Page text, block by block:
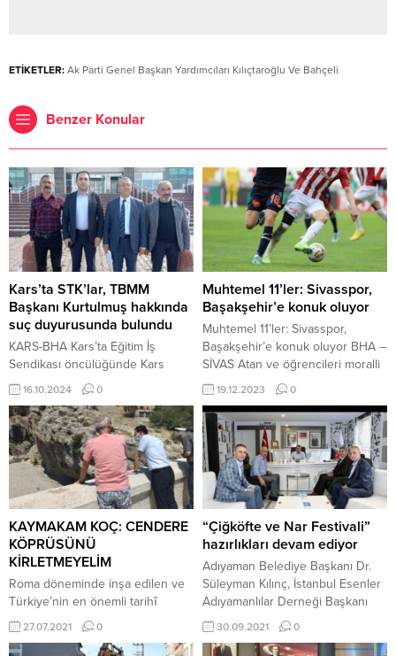
ETİKETLER: Ak Parti Genel Başkan Yardımcıları Kılıçtaroğlu Ve Bahçeli
Benzer Konular
Kars’ta STK’lar, TBMM
Başkanı Kurtulmuş hakkında
suç duyurusunda bulundu
KARS-BHA Kars’ta Eğitim İş
Sendikası öncülüğünde Kars
Adliyesi önünde bir araya gelen
STK’lar, TBMM Başkanı Numan
Kurtulmuş’un Gazi Üniversitesi
Akademik Yılı Açılış Programı’nda
yaptığı konuşma nedeniyle Kars
Cumhuriyet Başsavcılığı’na suç
duyurusunda bulundu. Türkiye
Büyük Millet Meclisi Başkanı
Numan Kurtulmuş yaptığı
konuşmada Anayasa’nın
değiştirilemez ilk 4 maddesinden
3’üncü maddeyi hedef alarak,...
16.10.2024 0
Muhtemel 11’ler: Sivasspor,
Başakşehir’e konuk oluyor
Muhtemel 11’ler: Sivasspor,
Başakşehir’e konuk oluyor BHA –
SİVAS Atan ve öğrencileri moralli
Haftaya 14. sırada giren İstanbul
Başakşehir, son iç saha
maçlarında Pendikspor ve
Hatayspor’u mağlup ederek moral
buldu. Çağdaş Atan’ın öğrencileri,
son 4 iç saha maçında 10 puan
topladı. Sivasspor’un dikkat çeken
istatistiği Sivasspor ise
deplasman performansıyla
dikkat...
19.12.2023 0
KAYMAKAM KOÇ: CENDERE
KÖPRÜSÜNÜ
KİRLETMEYELİM
Roma döneminde inşa edilen ve
Türkiye’nin en önemli tarihî
turizm merkezlerinden biri olan
1800 yıllık Cendere Köprüsü’nde
27.07.2021 0
“Çiğköfte ve Nar Festivali”
hazırlıkları devam ediyor
Adıyaman Belediye Başkanı Dr.
Süleyman Kılınç, İstanbul Esenler
Adıyamanlılar Derneği Başkanı
Yusuf Çelik ve derneğin yönetim
kurulu üyelerini ağırladı.
30.09.2021 0